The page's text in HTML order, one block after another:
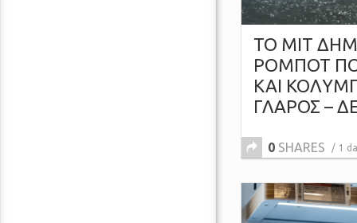
ΤΟ MIT
ΡΟΜΠΟΤ
ΚΑΙ
ΓΛΑΡΟΣ –
0 SHARES 1